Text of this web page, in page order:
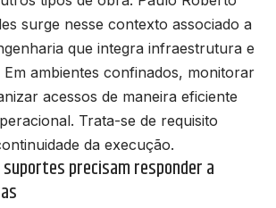
surge nesse contexto associado a
que integra infraestrutura e
Em ambientes confinados, monitorar
acessos de maneira eficiente
Trata-se de requisito
da execução.
precisam responder a